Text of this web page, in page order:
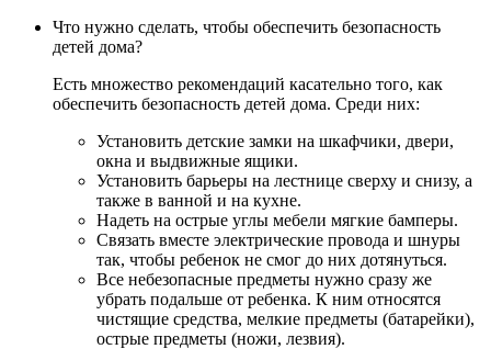
Что нужно сделать, чтобы обеспечить безопасность
детей дома?
Есть множество рекомендаций касательно того, как
обеспечить безопасность детей дома. Среди них:
Установить детские замки на шкафчики, двери,
окна и выдвижные ящики.
Установить барьеры на лестнице сверху и снизу, а
также в ванной и на кухне.
Надеть на острые углы мебели мягкие бамперы.
Связать вместе электрические провода и шнуры
так, чтобы ребенок не смог до них дотянуться.
Все небезопасные предметы нужно сразу же
убрать подальше от ребенка. К ним относятся
чистящие средства, мелкие предметы (батарейки),
острые предметы (ножи, лезвия).